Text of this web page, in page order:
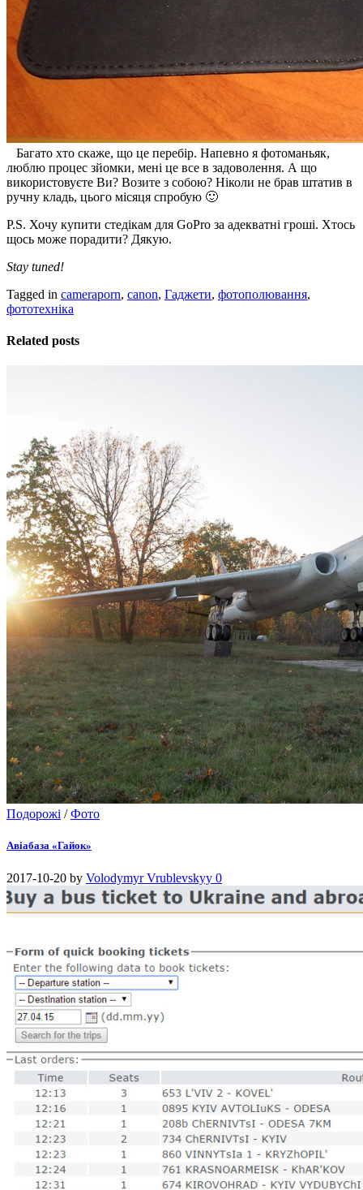
Багато хто скаже, що це перебір. Напевно я фотоманьяк,
люблю процес зйомки, мені це все в задоволення. А що
використовуєте Ви? Возите з собою? Ніколи не брав штатив в
ручну кладь, цього місяця спробую 🙂
P.S. Хочу купити стедікам для GoPro за адекватні гроші. Хтось
щось може порадити? Дякую.
Stay tuned!
Tagged in cameraporn, canon, Гаджети, фотополювання,
фототехніка
Related posts
Подорожі /Фото
Авіабаза «Гайок»
2017-10-20 by Volodymyr Vrublevskyy 0